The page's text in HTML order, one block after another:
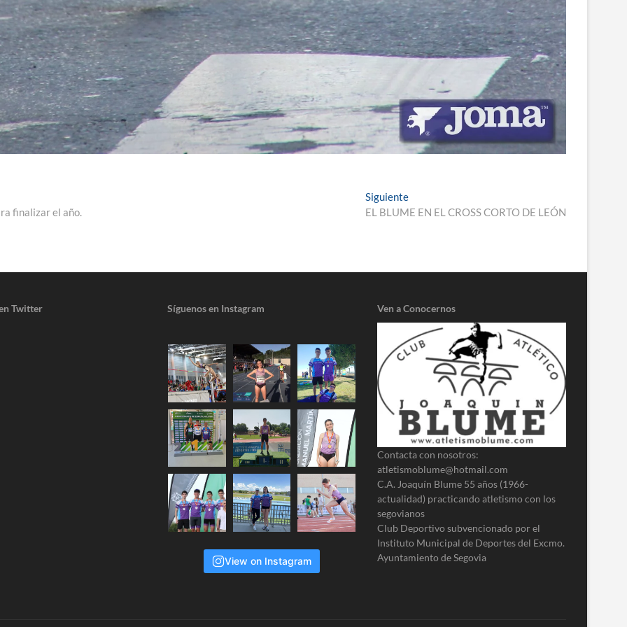
finalizar el año.
SiguienteEntrada
siguiente:
EL BLUME EN EL CROSS CORTO DE LEÓN
Twitter Síguenos en Instagram
View on Instagram
Ven a Conocernos
Contacta con nosotros:
atletismoblume@hotmail.com
C.A. Joaquín Blume 55 años (1966-
actualidad) practicando atletismo con los
segovianos
Club Deportivo subvencionado por el
Instituto Municipal de Deportes del Excmo.
Ayuntamiento de Segovia